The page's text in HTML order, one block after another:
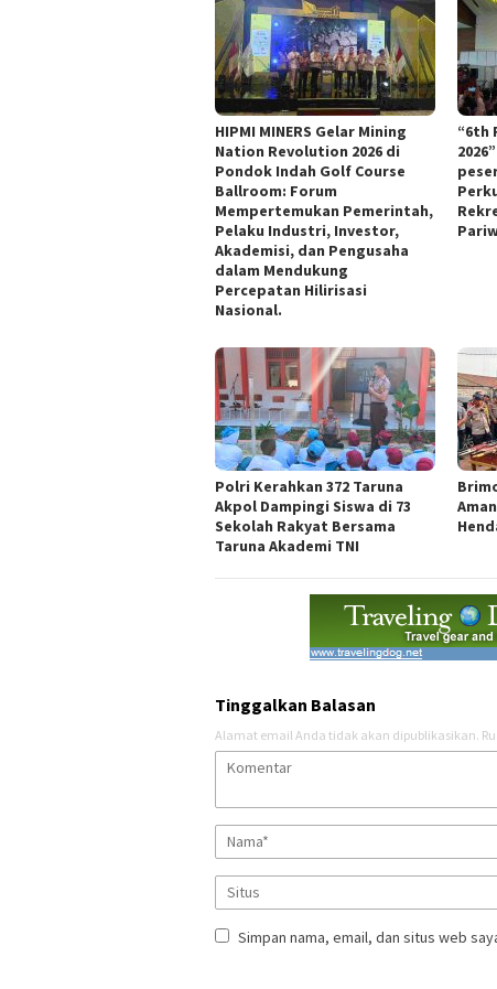
HIPMI MINERS Gelar Mining
Nation Revolution 2026 di
Pondok Indah Golf Course
Ballroom: Forum
Mempertemukan Pemerintah,
Pelaku Industri, Investor,
Akademisi, dan Pengusaha
dalam Mendukung
Percepatan Hilirisasi
Nasional.
“6th
Polri Kerahkan 372 Taruna
Akpol Dampingi Siswa di 73
Sekolah Rakyat Bersama
Taruna Akademi TNI
Tinggalkan Balasan
Alamat email Anda tidak akan dipublikasikan.
Simpan nama, email, dan situs web